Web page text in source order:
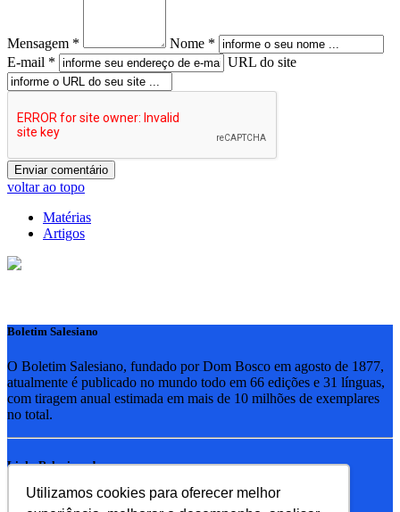
Utilizamos cookies para oferecer melhor
Mensagem *
Nome *
E-mail *
URL do site
voltar ao topo
Matérias
Artigos
Boletim Salesiano
O Boletim Salesiano, fundado por Dom Bosco em agosto de 1877,
atualmente é publicado no mundo todo em 66 edições e 31 línguas,
com tiragem anual estimada em mais de 10 milhões de exemplares
no total.
Links Relacionados
RSB - Rede Salesiana Brasil